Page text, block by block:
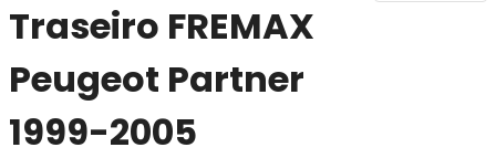
Traseiro FREMAX
Peugeot Partner
1999-2005